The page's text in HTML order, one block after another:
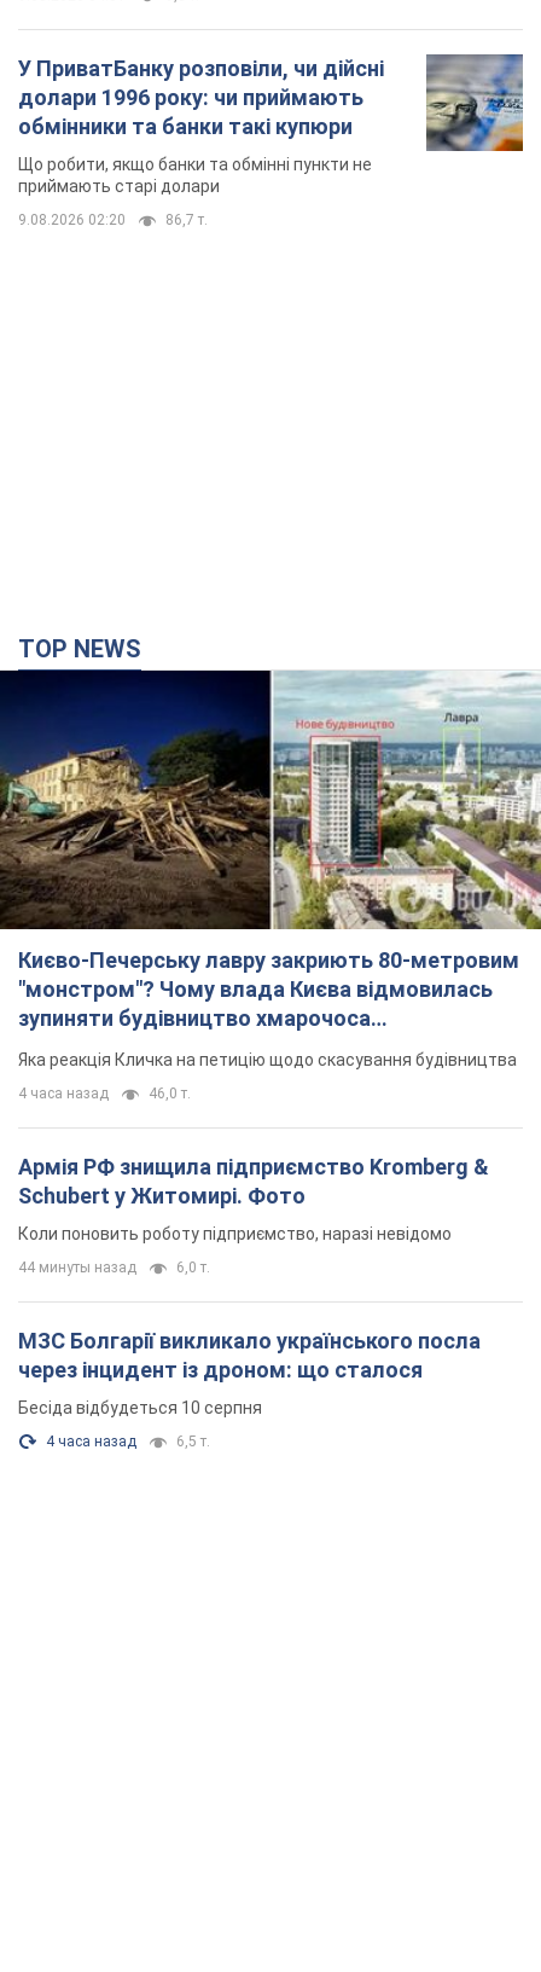
Києво-Печерську лавру закриють 80-метровим
"монстром"? Чому влада Києва відмовилась
зупиняти будівництво хмарочоса
"московського вірянина"
Яка реакція Кличка на петицію щодо скасування будівництва
4 часа назад 46,0 т.
Армія РФ знищила підприємство Kromberg &
Schubert у Житомирі. Фото
Коли поновить роботу підприємство, наразі невідомо
44 минуты назад 6,0 т.
МЗС Болгарії викликало українського посла
через інцидент із дроном: що сталося
Бесіда відбудеться 10 серпня
4 часа назад 6,5 т.